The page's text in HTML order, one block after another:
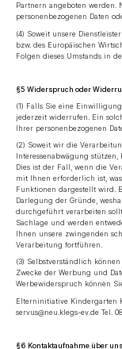
Partnern angeboten
personenbezogenen Daten
(4) Soweit unsere
bzw. des Europäischen
Folgen dieses Umstands in
§5 Widerspruch oder
(1) Falls Sie eine
jederzeit widerrufen. Ein
Ihrer personenbezogenen
(2) Soweit wir die
Interessenabwägung
Dies ist der Fall, wenn die
mit Ihnen erforderlich ist,
Funktionen dargestellt wird.
Darlegung der Gründe,
durchgeführt verarbeiten
Sachlage und werden
Ihnen unsere zwingenden
Verarbeitung fortführen.
(3) Selbstverständlich
Zwecke der Werbung und
Werbewiderspruch können
Elterninitiative Kindergarten
servus@neu.klegs-ev.de Tel.
§6 Kontaktaufnahme über